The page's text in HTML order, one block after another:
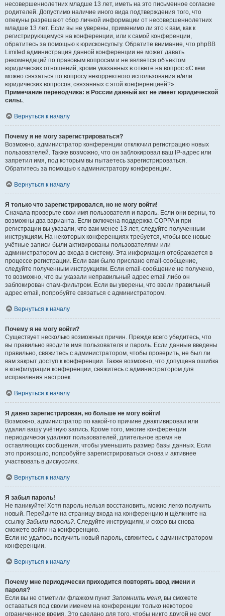
несовершеннолетних младше 13 лет, иметь на это письменное согласие
родителей. Допустимо наличие иного вида подтверждения того, что
опекуны разрешают сбор личной информации от несовершеннолетних
младше 13 лет. Если вы не уверены, применимо ли это к вам, как к
регистрирующемуся на конференции, или к самой конференции,
обратитесь за помощью к юрисконсульту. Обратите внимание, что phpBB
Limited администрация данной конференции не может давать
рекомендаций по правовым вопросам и не является объектом
юридических отношений, кроме указанных в ответе на вопрос «С кем
можно связаться по вопросу некорректного использования и/или
юридических вопросов, связанных с этой конференцией?».
Примечание переводчика: в России данный акт не имеет юридической
силы..
Вернуться к началу
Почему я не могу зарегистрироваться?
Возможно, администратор конференции отключил регистрацию новых
пользователей. Также возможно, что он заблокировал ваш IP-адрес или
запретил имя, под которым вы пытаетесь зарегистрироваться.
Обратитесь за помощью к администратору конференции.
Вернуться к началу
Я только что зарегистрировался, но не могу войти!
Сначала проверьте свои имя пользователя и пароль. Если они верны, то
возможны два варианта. Если включена поддержка COPPA и при
регистрации вы указали, что вам менее 13 лет, следуйте полученным
инструкциям. На некоторых конференциях требуется, чтобы все новые
учётные записи были активированы пользователями или
администратором до входа в систему. Эта информация отображается в
процессе регистрации. Если вам было прислано email-сообщение,
следуйте полученным инструкциям. Если email-сообщение не получено,
то возможно, что вы указали неправильный адрес email либо он
заблокирован спам-фильтром. Если вы уверены, что ввели правильный
адрес email, попробуйте связаться с администратором.
Вернуться к началу
Почему я не могу войти?
Существует несколько возможных причин. Прежде всего убедитесь, что
вы правильно вводите имя пользователя и пароль. Если данные введены
правильно, свяжитесь с администратором, чтобы проверить, не был ли
вам закрыт доступ к конференции. Также возможно, что допущена ошибка
в конфигурации конференции, свяжитесь с администратором для
исправления настроек.
Вернуться к началу
Я давно зарегистрирован, но больше не могу войти!
Возможно, администратор по какой-то причине деактивировал или
удалил вашу учётную запись. Кроме того, многие конференции
периодически удаляют пользователей, длительное время не
оставляющих сообщения, чтобы уменьшить размер базы данных. Если
это произошло, попробуйте зарегистрироваться снова и активнее
участвовать в дискуссиях.
Вернуться к началу
Я забыл пароль!
Не паникуйте! Хотя пароль нельзя восстановить, можно легко получить
новый. Перейдите на страницу входа на конференцию и щёлкните на
ссылку Забыли пароль?. Следуйте инструкциям, и скоро вы снова
сможете войти на конференцию.
Если не удалось получить новый пароль, свяжитесь с администратором
конференции.
Вернуться к началу
Почему мне периодически приходится повторять ввод имени и
пароля?
Если вы не отметили флажком пункт Запомнить меня, вы сможете
оставаться под своим именем на конференции только некоторое
ограниченное время. Это сделано для того, чтобы никто другой не смог